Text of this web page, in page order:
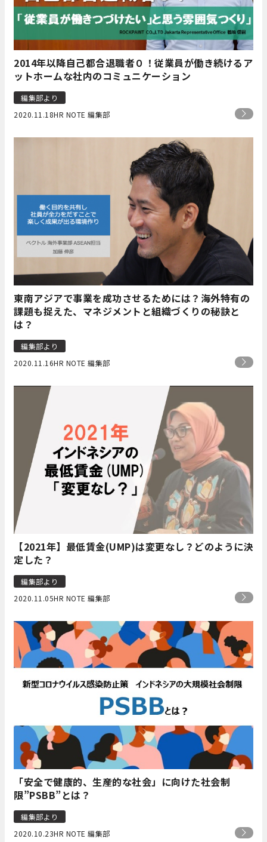
2014年以降自己都合退職者０！従業員が働き続けるア
ットホームな社内のコミュニケーション
編集部より
2020.11.18HR NOTE 編集部
東南アジアで事業を成功させるためには？海外特有の
課題も捉えた、マネジメントと組織づくりの秘訣と
は？
編集部より
2020.11.16HR NOTE 編集部
【2021年】最低賃金(UMP)は変更なし？どのように決
定した？
編集部より
2020.11.05HR NOTE 編集部
「安全で健康的、生産的な社会」に向けた社会制
限”PSBB”とは？
編集部より
2020.10.23HR NOTE 編集部